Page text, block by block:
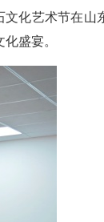
文化艺术节在山
盛宴。